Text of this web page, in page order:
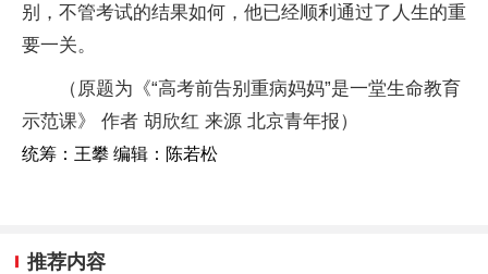
别，不管考试的结果如何，他已经顺利通过了人生的重
要一关。
（原题为《“高考前告别重病妈妈”是一堂生命教育
示范课》 作者 胡欣红 来源 北京青年报）
统筹：王攀 编辑：陈若松
推荐内容